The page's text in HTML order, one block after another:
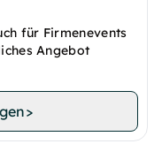
für Firmenevents
Angebot
>